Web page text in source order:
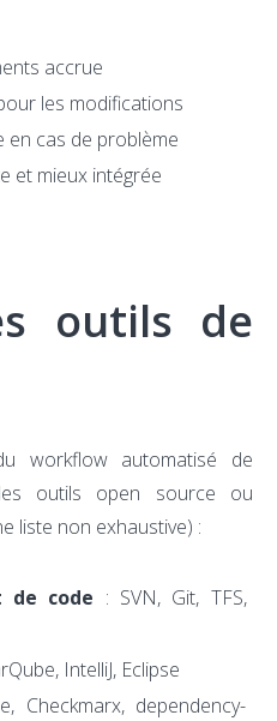
accrue
les modifications
en cas de problème
et mieux intégrée
de
workflow automatisé de
outils open source ou
liste non exhaustive) :
de code : SVN, Git, TFS,
IntelliJ, Eclipse
Checkmarx, dependency-